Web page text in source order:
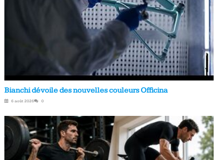
Bianchi dévoile des nouvelles couleurs Officina
6 août 2026 0